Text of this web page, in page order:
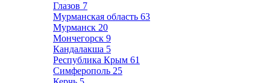
Глазов 7
Мурманская область 63
Мурманск 20
Мончегорск 9
Кандалакша 5
Республика Крым 61
Симферополь 25